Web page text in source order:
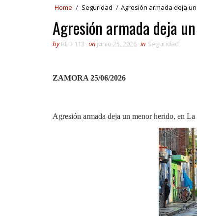
Home / Seguridad / Agresión armada deja
Agresión armada deja
by RED 113 on junio 25, 2026 in Seguridad
ZAMORA 25/06/2026
Agresión armada deja un menor herido, en